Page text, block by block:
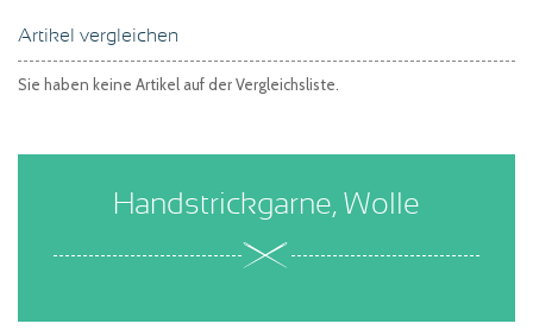
Artikel vergleichen
Sie haben keine Artikel auf der Vergleichsliste.
Handstrickgarne, Wolle